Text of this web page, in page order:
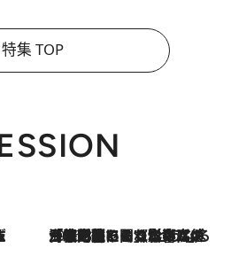
特集 TOP
2026.8.3
「住宅建てられない…」「サーチャージ料の高値が続いている」ホルムズ海峡封鎖による影響はいつまで続く？《エネルギー専門家に聞く“どうなる日本の暮らし”》